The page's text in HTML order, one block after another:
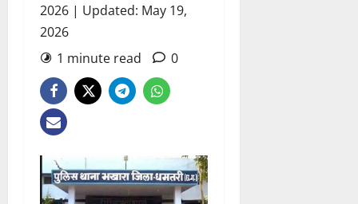
2026 | Updated: May 19,
2026
1 minute read
0